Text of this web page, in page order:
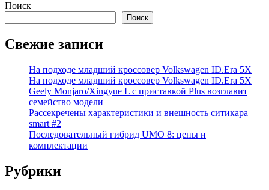
Поиск
Поиск
Свежие записи
На подходе младший кроссовер Volkswagen ID.Era 5X
На подходе младший кроссовер Volkswagen ID.Era 5X
Geely Monjaro/Xingyue L с приставкой Plus возглавит
семейство модели
Рассекречены характеристики и внешность ситикара
smart #2
Последовательный гибрид UMO 8: цены и
комплектации
Рубрики